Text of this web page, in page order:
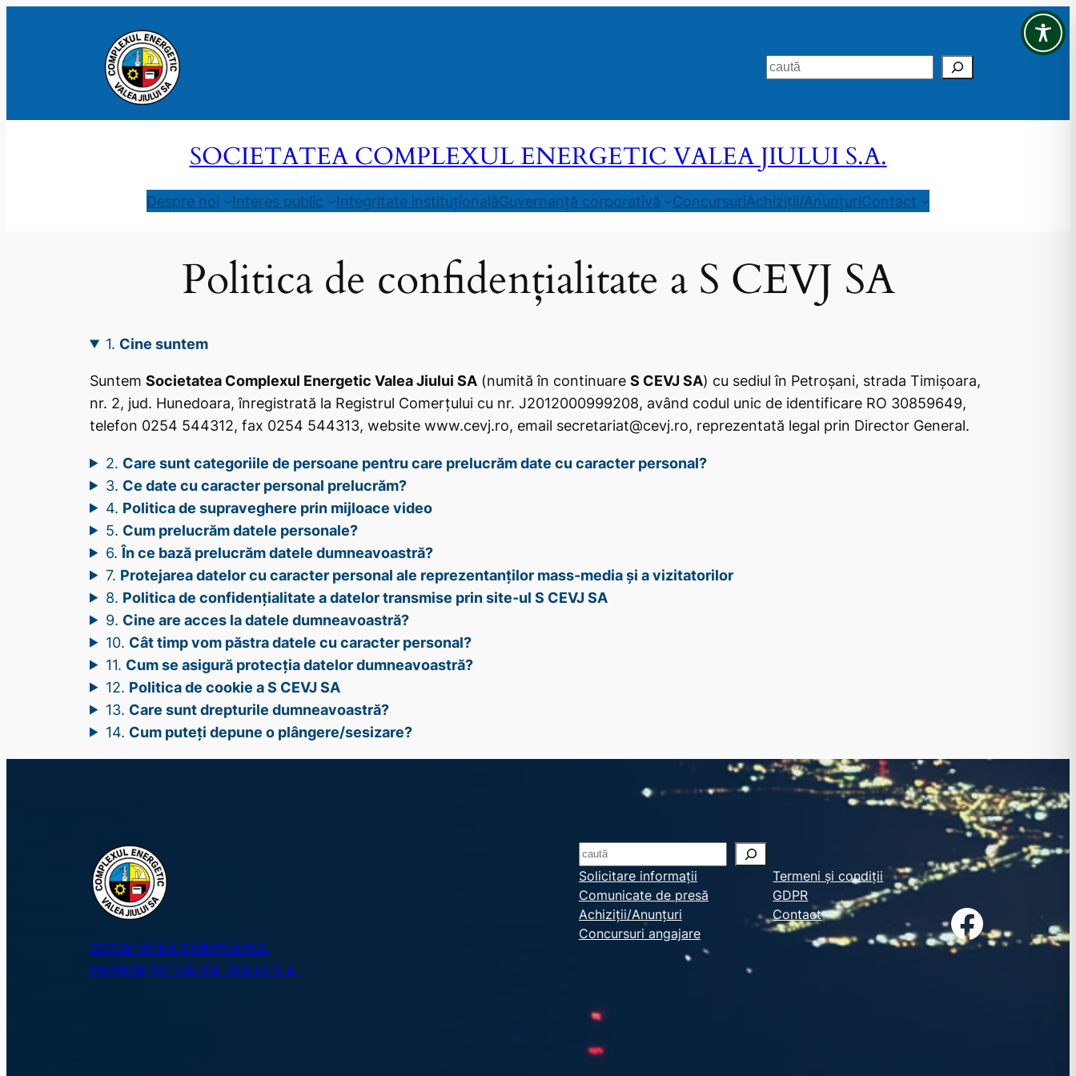
Search
SOCIETATEA COMPLEXUL ENERGETIC VALEA JIULUI S.A.
Despre noi Interes public Integritate instituționalăGuvernanță corporativă ConcursuriAchiziții/AnunțuriContact
Politica de confidențialitate a S CEVJ SA
1. Cine suntem
Suntem Societatea Complexul Energetic Valea Jiului SA (numită în continuare S CEVJ SA) cu sediul în Petroșani, strada Timișoara,
nr. 2, jud. Hunedoara, înregistrată la Registrul Comerțului cu nr. J2012000999208, având codul unic de identificare RO 30859649,
telefon 0254 544312, fax 0254 544313, website www.cevj.ro, email secretariat@cevj.ro, reprezentată legal prin Director General.
2. Care sunt categoriile de persoane pentru care prelucrăm date cu caracter personal?
3. Ce date cu caracter personal prelucrăm?
4. Politica de supraveghere prin mijloace video
5. Cum prelucrăm datele personale?
6.În ce bază prelucrăm datele dumneavoastră?
7. Protejarea datelor cu caracter personal ale reprezentanților mass-media și a vizitatorilor
8. Politica de confidențialitate a datelor transmise prin site-ul S CEVJ SA
9. Cine are acces la datele dumneavoastră?
10. Cât timp vom păstra datele cu caracter personal?
11. Cum se asigură protecția datelor dumneavoastră?
12. Politica de cookie a S CEVJ SA
13. Care sunt drepturile dumneavoastră?
14. Cum puteți depune o plângere/sesizare?
SOCIETATEA COMPLEXUL
ENERGETIC VALEA JIULUI S.A.
S
e
a
r
c
Solicitare informații
Comunicate de presă
Achiziții/Anunțuri
Concursuri angajare
Termeni și condiții
GDPR
Contact
Facebook